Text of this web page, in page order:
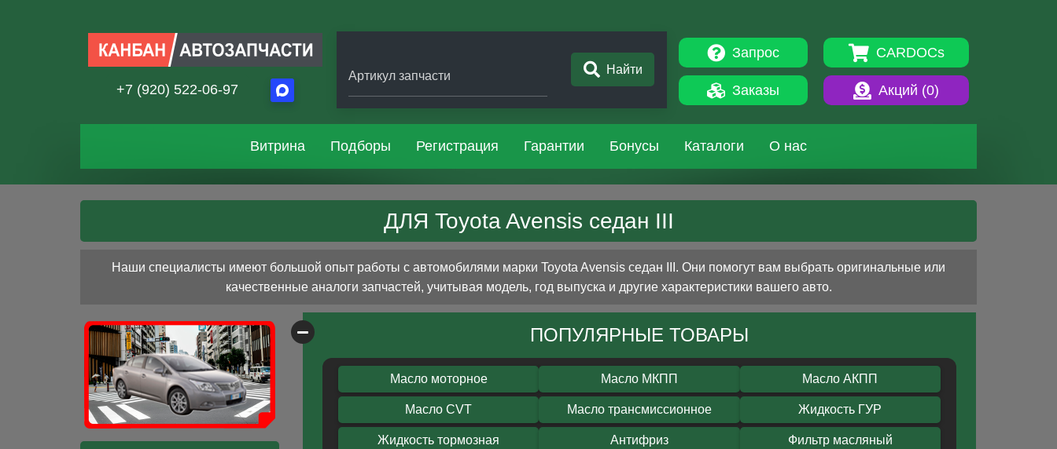
+7 (920) 522-06-97
Артикул запчасти Найти
Запрос
Заказы
CARDOCs
Акций (0)
Витрина Подборы Регистрация Гарантии Бонусы Каталоги О нас
ДЛЯ Toyota Avensis седан III
Наши специалисты имеют большой опыт работы с автомобилями марки Toyota Avensis седан III. Они помогут вам выбрать оригинальные или
качественные аналоги запчастей, учитывая модель, год выпуска и другие характеристики вашего авто.
ПОПУЛЯРНЫЕ ТОВАРЫ
Масло моторное Масло МКПП Масло АКПП
Масло CVT Масло трансмиссионное Жидкость ГУР
Жидкость тормозная Антифриз Фильтр масляный